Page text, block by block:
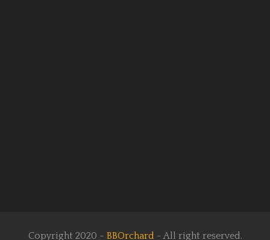
Copyright 2020 - BBOrchard - All right reserved.